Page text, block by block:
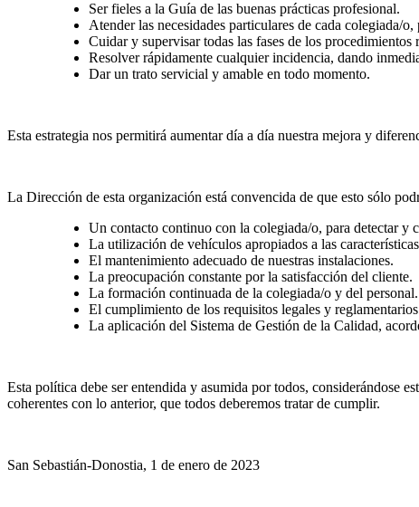
Ser fieles a la Guía de las buenas prácticas profesional.
Atender las necesidades particulares de cada colegiada/
Cuidar y supervisar todas las fases de los
Resolver rápidamente cualquier incidencia, dando
Dar un trato servicial y amable en todo momento.
Esta estrategia nos permitirá aumentar día a día nuestra mejora y
La Dirección de esta organización está convencida de que esto sólo
Un contacto continuo con la colegiada/o, para detectar y
La utilización de vehículos apropiados a las
El mantenimiento adecuado de nuestras instalaciones.
La preocupación constante por la satisfacción del cliente.
La formación continuada de la colegiada/o y del personal.
El cumplimiento de los requisitos legales y
La aplicación del Sistema de Gestión de la Calidad,
Esta política debe ser entendida y asumida por todos, considerándose
coherentes con lo anterior, que todos deberemos tratar de cumplir.
San Sebastián-Donostia, 1 de enero de 2023